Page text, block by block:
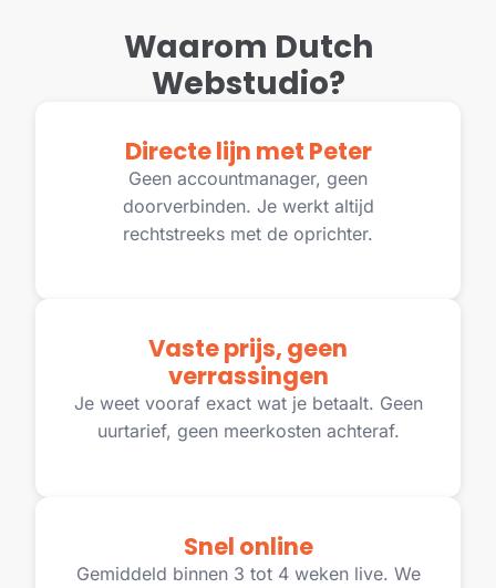
Waarom Dutch
Webstudio?
Directe lijn met Peter
Geen accountmanager, geen
doorverbinden. Je werkt altijd
rechtstreeks met de oprichter.
Vaste prijs, geen
verrassingen
Je weet vooraf exact wat je betaalt. Geen
uurtarief, geen meerkosten achteraf.
Snel online
Gemiddeld binnen 3 tot 4 weken live. We